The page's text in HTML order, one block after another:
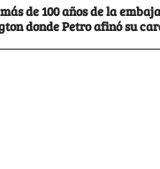
de 100 años de la
donde Petro afinó su